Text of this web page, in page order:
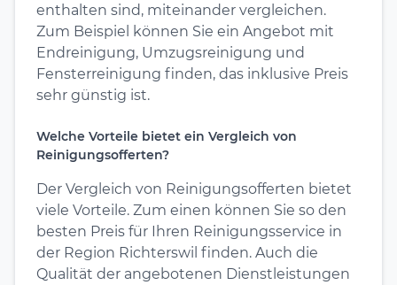
enthalten sind, miteinander vergleichen.
Zum Beispiel können Sie ein Angebot mit
Endreinigung, Umzugsreinigung und
Fensterreinigung finden, das inklusive Preis
sehr günstig ist.
Welche Vorteile bietet ein Vergleich von
Reinigungsofferten?
Der Vergleich von Reinigungsofferten bietet
viele Vorteile. Zum einen können Sie so den
besten Preis für Ihren Reinigungsservice in
der Region Richterswil finden. Auch die
Qualität der angebotenen Dienstleistungen